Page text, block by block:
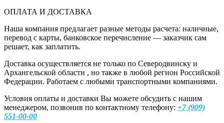
ОПЛАТА И ДОСТАВКА
Наша компания предлагает разные методы расчета: наличные,
перевод с карты, банковское перечисление — заказчик сам
решает, как заплатить.
Доставка осуществляется не только по Северодвинску и
Архангельской области , но также в любой регион Российской
Федерации. Работаем с любыми транспортными компаниями.
Условия оплаты и доставки Вы можете обсудить с нашим
менеджером, позвонив по контактному телефону: +7 (909)
551-00-00